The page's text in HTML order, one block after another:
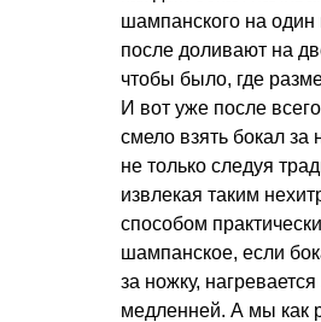
шампанского на один
после доливают на
чтобы было, где
И вот уже после
смело взять бокал за
не только следуя
извлекая таким
способом
шампанское, если
за ножку,
медленней. А мы как